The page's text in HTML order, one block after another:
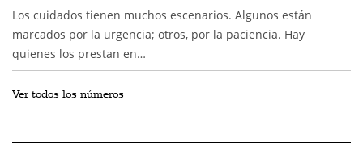
Los cuidados tienen muchos escenarios. Algunos están
marcados por la urgencia; otros, por la paciencia. Hay
quienes los prestan en…
Ver todos los números